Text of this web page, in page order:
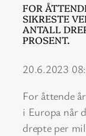
FOR
SIKRESTE
ANTALL
PROSENT.
20.6.2023
For åttende
i Europa når
drepte per